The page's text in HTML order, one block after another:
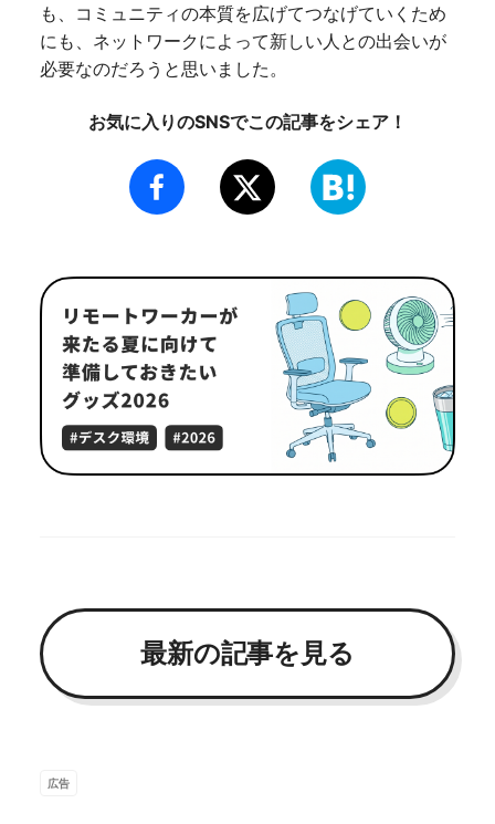
も、コミュニティの本質を広げてつなげていくため
にも、ネットワークによって新しい人との出会いが
必要なのだろうと思いました。
お気に入りのSNSでこの記事をシェア！
最新の記事を見る
広告